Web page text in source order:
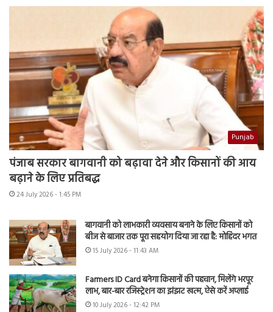
Punjab
पंजाब सरकार बागवानी को बढ़ावा देने और किसानों की आय
बढ़ाने के लिए प्रतिबद्ध
24 July 2026 - 1:45 PM
बागवानी को लाभकारी व्यवसाय बनाने के लिए किसानों को
बीज से बाजार तक पूरा सहयोग दिया जा रहा है: मोहिंदर भगत
15 July 2026 - 11:43 AM
Farmers ID Card बनेगा किसानों की पहचान, मिलेंगे भरपूर
लाभ, बार-बार रजिस्ट्रेशन का झंझट खत्म, ऐसे करें अप्लाई
10 July 2026 - 12:42 PM